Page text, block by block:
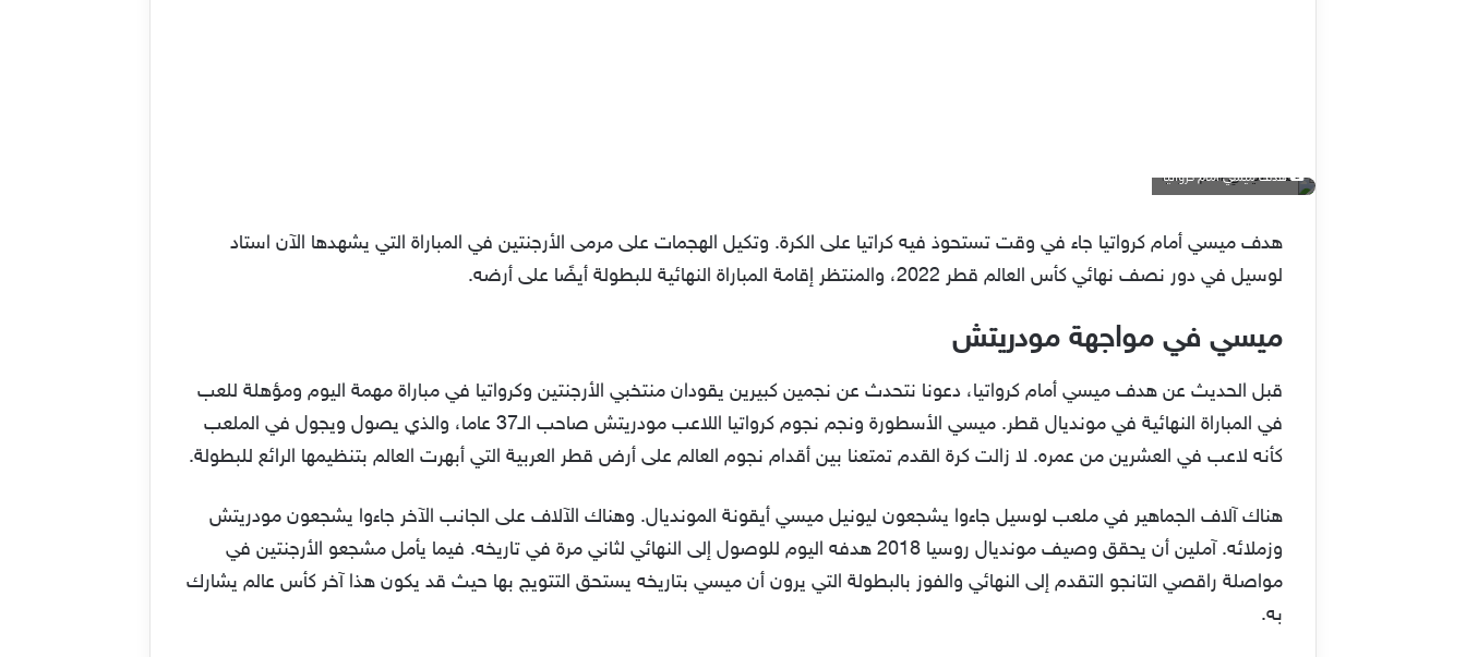
هدف ميسي أمام كرواتيا
هدف ميسي أمام كرواتيا جاء في وقت تستحوذ فيه كراتيا على الكرة. وتكيل الهجمات على مرمى الأرجنتين في المباراة التي يشهدها الآن استاد
لوسيل في دور نصف نهائي كأس العالم قطر 2022، والمنتظر إقامة المباراة النهائية للبطولة أيضًا على أرضه.
ميسي في مواجهة مودريتش
قبل الحديث عن هدف ميسي أمام كرواتيا، دعونا نتحدث عن نجمين كبيرين يقودان منتخبي الأرجنتين وكرواتيا في مباراة مهمة اليوم ومؤهلة للعب
في المباراة النهائية في مونديال قطر. ميسي الأسطورة ونجم نجوم كرواتيا اللاعب مودريتش صاحب الـ37 عاما، والذي يصول ويجول في الملعب
كأنه لاعب في العشرين من عمره. لا زالت كرة القدم تمتعنا بين أقدام نجوم العالم على أرض قطر العربية التي أبهرت العالم بتنظيمها الرائع للبطولة.
هناك آلاف الجماهير في ملعب لوسيل جاءوا يشجعون ليونيل ميسي أيقونة المونديال. وهناك الآلاف على الجانب الآخر جاءوا يشجعون مودريتش
وزملائه. آملين أن يحقق وصيف مونديال روسيا 2018 هدفه اليوم للوصول إلى النهائي لثاني مرة في تاريخه. فيما يأمل مشجعو الأرجنتين في
مواصلة راقصي التانجو التقدم إلى النهائي والفوز بالبطولة التي يرون أن ميسي بتاريخه يستحق التتويج بها حيث قد يكون هذا آخر كأس عالم يشارك
به.